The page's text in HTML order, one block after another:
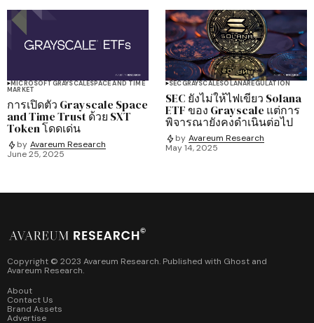
MICROSOFTGRAYSCALESPACE AND TIME
MARKET
การเปิดตัว Grayscale Space
and Time Trust ด้วย SXT
Token โดดเด่น
by Avareum Research
June 25, 2025
SECGRAYSCALESOLANAREGULATION
SEC ยังไม่ให้ไฟเขียว Solana
ETF ของ Grayscale แต่การ
พิจารณายังคงดำเนินต่อไป
by Avareum Research
May 14, 2025
Copyright © 2023 Avareum Research. Published with Ghost and
Avareum Research.
About
Contact Us
Brand Assets
Advertise